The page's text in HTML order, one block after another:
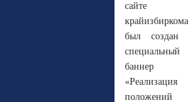
сайте
крайизбиркома
был создан
специальный
баннер
«Реализация
положений